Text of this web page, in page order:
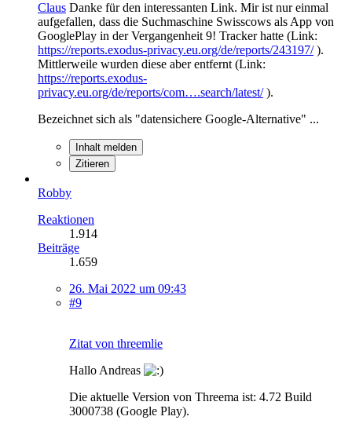
Claus Danke für den interessanten Link. Mir ist nur einmal
aufgefallen, dass die Suchmaschine Swisscows als App von
GooglePlay in der Vergangenheit 9! Tracker hatte (Link:
https://reports.exodus-privacy.eu.org/de/reports/243197/).
Mittlerweile wurden diese aber entfernt (Link:
https://reports.exodus-
privacy.eu.org/de/reports/com….search/latest/).
Bezeichnet sich als "datensichere Google-Alternative" ...
Inhalt melden
Zitieren
Robby
Reaktionen
1.914
Beiträge
1.659
26. Mai 2022 um 09:43
#9
Zitat von threemlie
Hallo Andreas
Die aktuelle Version von Threema ist: 4.72 Build
3000738 (Google Play).